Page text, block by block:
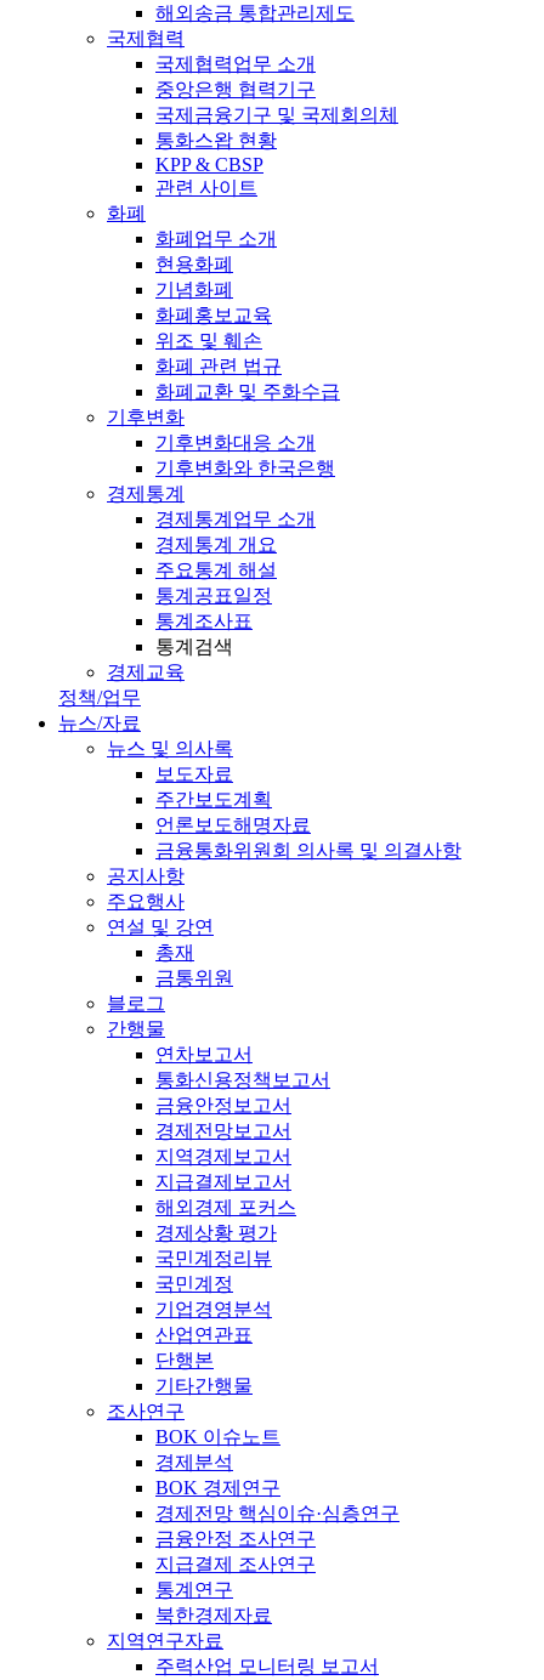
해외송금 통합관리제도
국제협력
국제협력업무 소개
중앙은행 협력기구
국제금융기구 및 국제회의체
통화스왑 현황
KPP & CBSP
관련 사이트
화폐
화폐업무 소개
현용화폐
기념화폐
화폐홍보교육
위조 및 훼손
화폐 관련 법규
화폐교환 및 주화수급
기후변화
기후변화대응 소개
기후변화와 한국은행
경제통계
경제통계업무 소개
경제통계 개요
주요통계 해설
통계공표일정
통계조사표
통계검색
경제교육
정책/업무
뉴스/자료
뉴스 및 의사록
보도자료
주간보도계획
언론보도해명자료
금융통화위원회 의사록 및 의결사항
공지사항
주요행사
연설 및 강연
총재
금통위원
블로그
간행물
연차보고서
통화신용정책보고서
금융안정보고서
경제전망보고서
지역경제보고서
지급결제보고서
해외경제 포커스
경제상황 평가
국민계정리뷰
국민계정
기업경영분석
산업연관표
단행본
기타간행물
조사연구
BOK 이슈노트
경제분석
BOK 경제연구
경제전망 핵심이슈·심층연구
금융안정 조사연구
지급결제 조사연구
통계연구
북한경제자료
지역연구자료
주력산업 모니터링 보고서